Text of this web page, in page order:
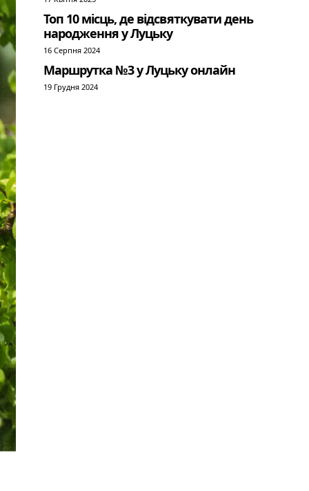
Топ 10 місць, де відсвяткувати день
народження у Луцьку
16 Серпня 2024
Маршрутка №3 у Луцьку онлайн
19 Грудня 2024